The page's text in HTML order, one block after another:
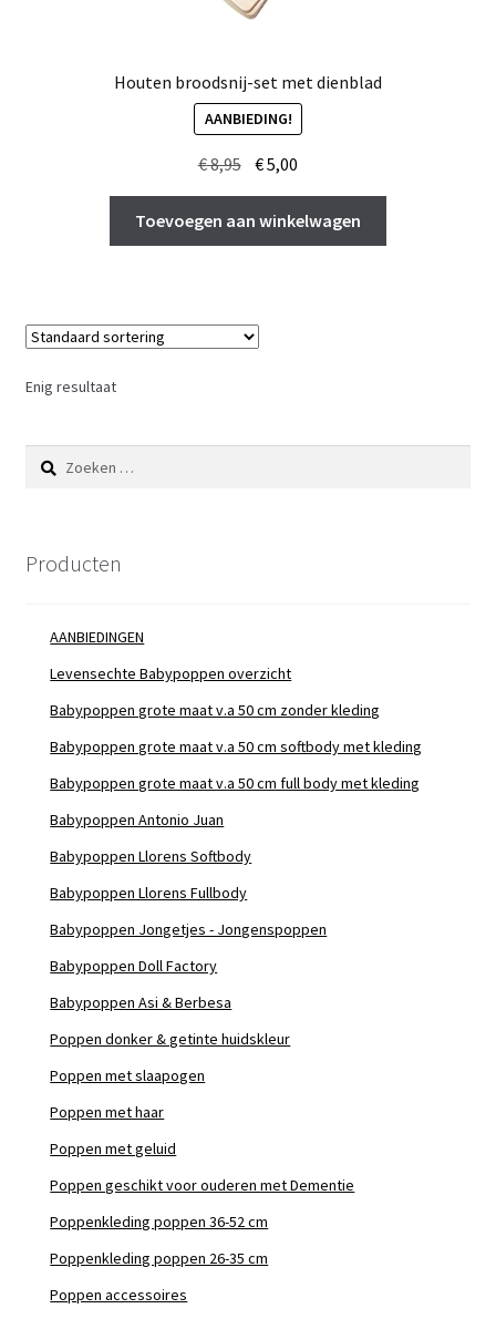
Houten broodsnij-set met dienblad
AANBIEDING!
€8,95 Oorspronkelijke
prijs
was:
€ 8,95.
€5,00
prijs
is:
€ 5,00.
Toevoegen aan winkelwagen
Enig resultaat
Zoeken
naar:
Producten
AANBIEDINGEN
Levensechte Babypoppen overzicht
Babypoppen grote maat v.a 50 cm zonder kleding
Babypoppen grote maat v.a 50 cm softbody met kleding
Babypoppen grote maat v.a 50 cm full body met kleding
Babypoppen Antonio Juan
Babypoppen Llorens Softbody
Babypoppen Llorens Fullbody
Babypoppen Jongetjes - Jongenspoppen
Babypoppen Doll Factory
Babypoppen Asi & Berbesa
Poppen donker & getinte huidskleur
Poppen met slaapogen
Poppen met haar
Poppen met geluid
Poppen geschikt voor ouderen met Dementie
Poppenkleding poppen 36-52 cm
Poppenkleding poppen 26-35 cm
Poppen accessoires